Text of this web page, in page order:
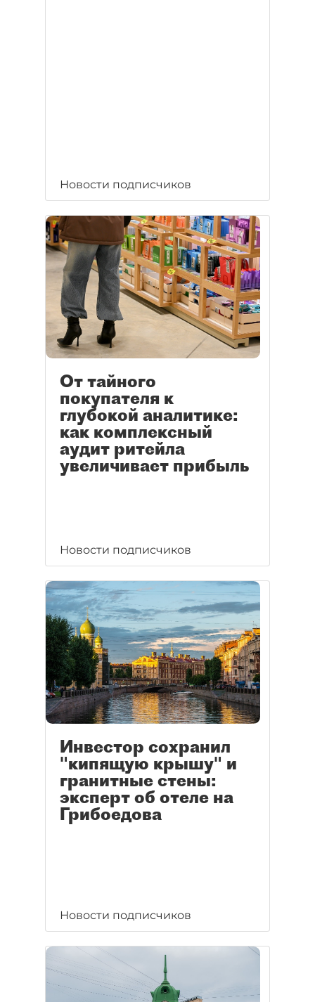
Новости подписчиков
От тайного
покупателя к
глубокой аналитике:
как комплексный
аудит ритейла
увеличивает прибыль
Новости подписчиков
Инвестор сохранил
"кипящую крышу" и
гранитные стены:
эксперт об отеле на
Грибоедова
Новости подписчиков